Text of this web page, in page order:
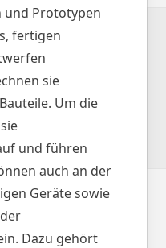
und Prototypen
fertigen
sie
Um die
und führen
auch an der
Geräte sowie
Dazu gehört